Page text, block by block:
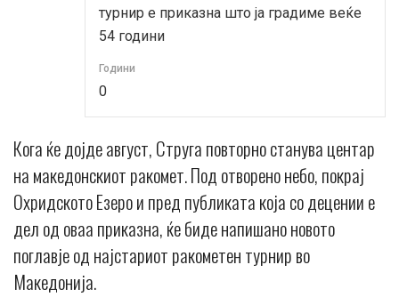
турнир е приказна што ја градиме веќе
54 години
Години
0
Кога ќе дојде август, Струга повторно станува центар
на македонскиот ракомет. Под отворено небо, покрај
Охридското Езеро и пред публиката која со децении е
дел од оваа приказна, ќе биде напишано новото
поглавје од најстариот ракометен турнир во
Македонија.